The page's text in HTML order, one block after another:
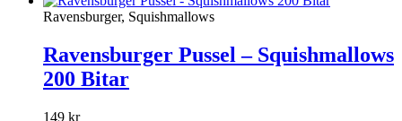
Ravensburger, Squishmallows
Ravensburger Pussel – Squishmallows
200 Bitar
149 kr